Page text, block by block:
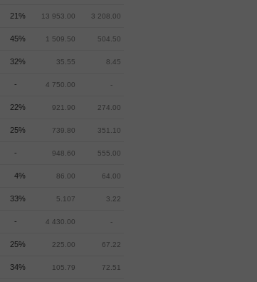
21% 13 953.00 3 208.00
45% 1 509.50 504.50
32% 35.55 8.45
- 4 750.00 -
22% 921.90 274.00
25% 739.80 351.10
- 948.60 555.00
4% 86.00 64.00
33% 5.107 3.22
- 4 430.00 -
25% 225.00 67.22
34% 105.79 72.51